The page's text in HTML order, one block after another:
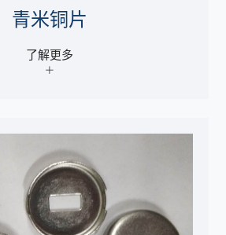
青米铜片
了解更多